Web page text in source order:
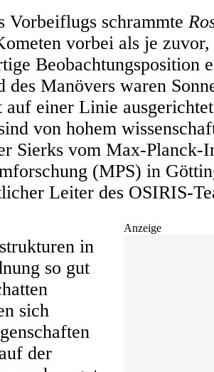
Vorbeiflugs schrammte
vorbei als je zuvor,
Beobachtungsposition
des Manövers waren
auf einer Linie
von hohem
Sierks vom Max-Planck-
(MPS) in
Leiter des OSIRIS-
Anzeige
in
so gut
sich
der